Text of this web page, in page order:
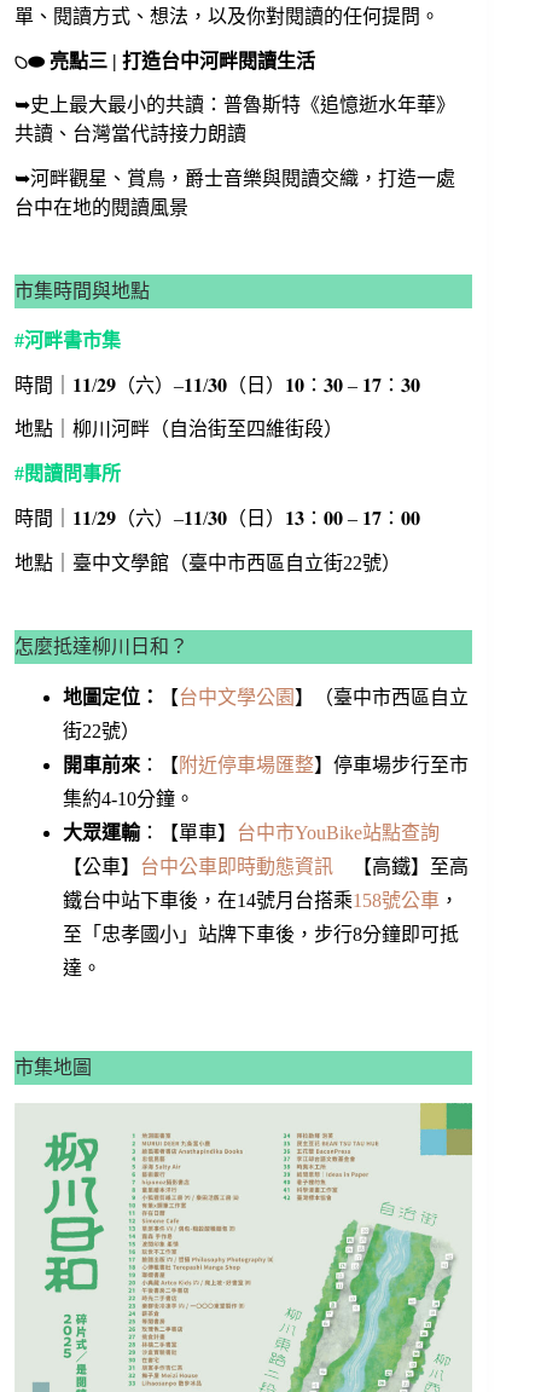
單、閱讀方式、想法，以及你對閱讀的任何提問。
𓆇​⬬ 亮點三 | 打造台中河畔閱讀生活
➥史上最大最小的共讀：普魯斯特《追憶逝水年華》
共讀、台灣當代詩接力朗讀
➥河畔觀星、賞鳥，爵士音樂與閱讀交織，打造一處
台中在地的閱讀風景
市集時間與地點
#河畔書市集
時間｜𝟏𝟏/𝟐𝟗（六）–𝟏𝟏/𝟑𝟎（日）𝟏𝟎：𝟑𝟎 – 𝟏𝟕：𝟑𝟎
地點｜柳川河畔（自治街至四維街段）
#閱讀問事所
時間｜𝟏𝟏/𝟐𝟗（六）–𝟏𝟏/𝟑𝟎（日）𝟏𝟑：𝟎𝟎 – 𝟏𝟕：𝟎𝟎
地點｜臺中文學館（臺中市西區自立街22號）
怎麼抵達柳川日和？
地圖定位： 【台中文學公園 】（臺中市西區自立
街22號）
開車前來 ：【 附近停車場匯整】停車場步行至市
集約4-10分鐘。
大眾運輸：【單車】 台中市YouBike站點查詢
【公車】 台中公車即時動態資訊 【高鐵】至高
鐵台中站下車後，在14號月台搭乘158號公車 ，
至「忠孝國小」站牌下車後，步行8分鐘即可抵
達。
市集地圖